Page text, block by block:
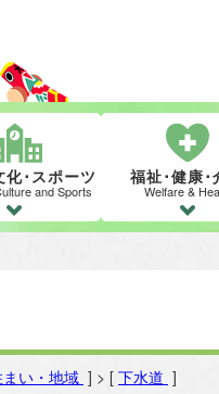
化･スポーツ
and Sports
福祉･健康･
Welfare &
い・地域 ] > [ 下水道 ]